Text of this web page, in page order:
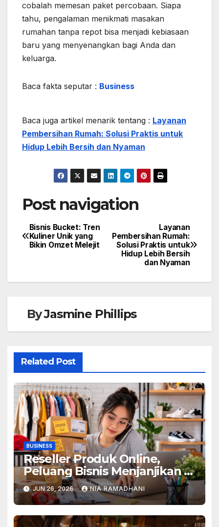
cobalah memesan paket percobaan. Siapa
tahu, pengalaman menikmati masakan
rumahan tanpa repot bisa menjadi kebiasaan
baru yang menyenangkan bagi Anda dan
keluarga.
Baca fakta seputar : Business
Baca juga artikel menarik tentang : Layanan
Pembersihan Rumah: Solusi Praktis untuk
Hidup Lebih Bersih dan Nyaman
Post navigation
Layanan
Pembersihan Rumah:
Solusi Praktis untuk
Hidup Lebih Bersih
dan Nyaman
Bisnis Bucket: Tren
Kuliner Unik yang
Bikin Omzet Melejit
ByJasmine Phillips
Related Post
BUSINESS
Reseller Produk Online,
Peluang Bisnis Menjanjikan di
Era Digital
JUN 26, 2026 NIA RAMADHANI